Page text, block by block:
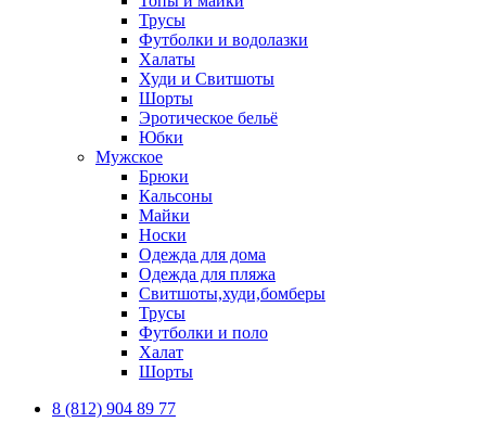
Трусы
Футболки и водолазки
Халаты
Худи и Свитшоты
Шорты
Эротическое бельё
Юбки
Мужское
Брюки
Кальсоны
Майки
Носки
Одежда для дома
Одежда для пляжа
Свитшоты,худи,бомберы
Трусы
Футболки и поло
Халат
Шорты
8 (812) 904 89 77